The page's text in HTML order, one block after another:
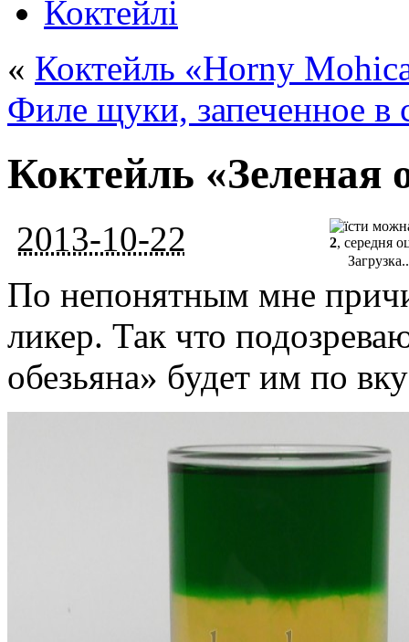
Коктейлі
« Коктейль «Horny
Филе щуки, запеченное в
Коктейль «Зеленая
2013-10-22 2, середня
По непонятным мне
ликер. Так что
обезьяна» будет им по